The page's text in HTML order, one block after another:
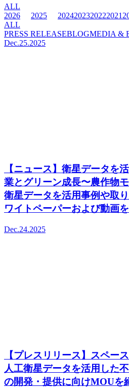
ALL
2026
2025 2024202320222021
ALL
PRESS RELEASEBLOGMEDIA &
Dec.25.2025
【ニュース】衛星データを
業とグリーン成長〜農作物
衛星データを活用事例や取
ワイトペーパーおよび動画
Dec.24.2025
【プレスリリース】スペー
人工衛星データを活用した
の開発・提供に向けMOUを